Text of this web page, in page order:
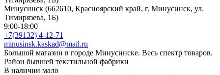
Минусинск (662610, Красноярский край, г. Минусинск, ул.
Тимирязева, 1Б)
9:00-18:00
+7(39132) 4-12-71
minusinsk.kaskad@mail.ru
Большой магазин в городе Минусинске. Весь спектр товаров.
Район бывшей текстильной фабрики
В наличии мало